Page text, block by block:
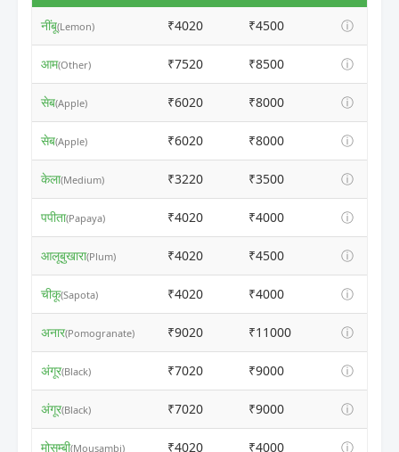
नींबू(Lemon) ₹4020 ₹4500 ⓘ
आम(Other) ₹7520 ₹8500 ⓘ
सेब(Apple) ₹6020 ₹8000 ⓘ
सेब(Apple) ₹6020 ₹8000 ⓘ
केला(Medium) ₹3220 ₹3500 ⓘ
पपीता(Papaya) ₹4020 ₹4000 ⓘ
आलूबुखारा(Plum) ₹4020 ₹4500 ⓘ
चीकू(Sapota) ₹4020 ₹4000 ⓘ
अनार(Pomogranate) ₹9020 ₹11000 ⓘ
अंगूर(Black) ₹7020 ₹9000 ⓘ
अंगूर(Black) ₹7020 ₹9000 ⓘ
मोसम्बी(Mousambi) ₹4020 ₹4000 ⓘ